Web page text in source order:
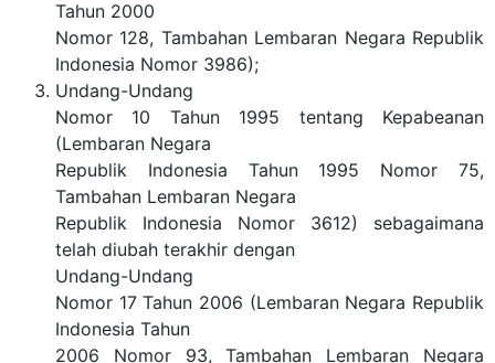
Tahun 2000
Nomor 128, Tambahan Lembaran Negara Republik
Indonesia Nomor 3986);
Undang-Undang
Nomor 10 Tahun 1995 tentang Kepabeanan
(Lembaran Negara
Republik Indonesia Tahun 1995 Nomor 75,
Tambahan Lembaran Negara
Republik Indonesia Nomor 3612) sebagaimana
telah diubah terakhir dengan
Undang-Undang
Nomor 17 Tahun 2006 (Lembaran Negara Republik
Indonesia Tahun
2006 Nomor 93, Tambahan Lembaran Negara